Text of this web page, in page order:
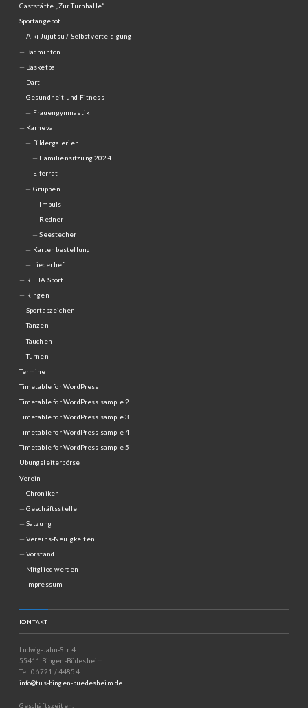
Gaststätte „Zur Turnhalle“
Sportangebot
Aiki Jujutsu / Selbstverteidigung
Badminton
Basketball
Dart
Gesundheit und Fitness
Frauengymnastik
Karneval
Bildergalerien
Familiensitzung 2024
Elferrat
Gruppen
Impuls
Redner
Seestecher
Kartenbestellung
Liederheft
REHA Sport
Ringen
Sportabzeichen
Tanzen
Tauchen
Turnen
Termine
Timetable for WordPress
Timetable for WordPress sample 2
Timetable for WordPress sample 3
Timetable for WordPress sample 4
Timetable for WordPress sample 5
Übungsleiterbörse
Verein
Chroniken
Geschäftsstelle
Satzung
Vereins-Neuigkeiten
Vorstand
Mitglied werden
Impressum
KONTAKT
Ludwig-Jahn-Str. 4
55411 Bingen-Büdesheim
Tel: 06721 / 44854
info@tus-bingen-buedesheim.de
Geschäftszeiten: